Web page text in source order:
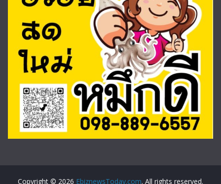
Copyright © 2026 EbiznewsToday.com. All rights reserved.